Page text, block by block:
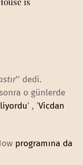
’’ dedi.
o günlerde
‘ , ‘Vicdan
programına da